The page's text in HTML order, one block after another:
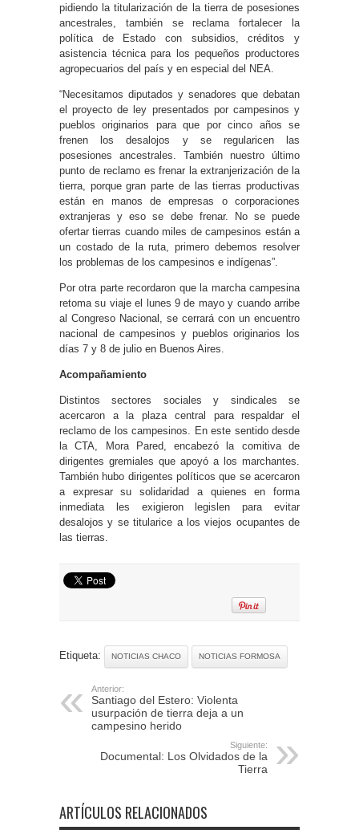
pidiendo la titularización de la tierra de posesiones
ancestrales, también se reclama fortalecer la
política de Estado con subsidios, créditos y
asistencia técnica para los pequeños productores
agropecuarios del país y en especial del NEA.
“Necesitamos diputados y senadores que debatan
el proyecto de ley presentados por campesinos y
pueblos originarios para que por cinco años se
frenen los desalojos y se regularicen las
posesiones ancestrales. También nuestro último
punto de reclamo es frenar la extranjerización de la
tierra, porque gran parte de las tierras productivas
están en manos de empresas o corporaciones
extranjeras y eso se debe frenar. No se puede
ofertar tierras cuando miles de campesinos están a
un costado de la ruta, primero debemos resolver
los problemas de los campesinos e indígenas”.
Por otra parte recordaron que la marcha campesina
retoma su viaje el lunes 9 de mayo y cuando arribe
al Congreso Nacional, se cerrará con un encuentro
nacional de campesinos y pueblos originarios los
días 7 y 8 de julio en Buenos Aires.
Acompañamiento
Distintos sectores sociales y sindicales se
acercaron a la plaza central para respaldar el
reclamo de los campesinos. En este sentido desde
la CTA, Mora Pared, encabezó la comitiva de
dirigentes gremiales que apoyó a los marchantes.
También hubo dirigentes políticos que se acercaron
a expresar su solidaridad a quienes en forma
inmediata les exigieron legislen para evitar
desalojos y se titularice a los viejos ocupantes de
las tierras.
Etiqueta: NOTICIAS CHACO NOTICIAS FORMOSA
Anterior:
Santiago del Estero: Violenta
usurpación de tierra deja a un
campesino herido
Siguiente:
Documental: Los Olvidados de la
Tierra
ARTÍCULOS RELACIONADOS